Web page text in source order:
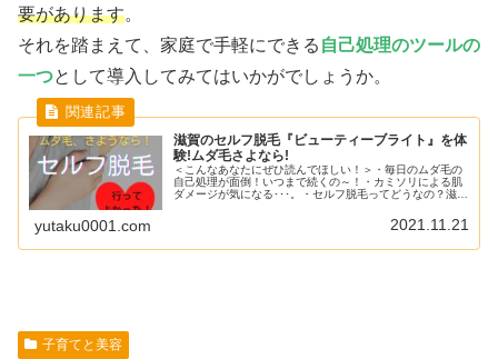
要があります。
それを踏まえて、家庭で手軽にできる 自己処理のツールの
一つとして導入してみてはいかがでしょうか。
滋賀のセルフ脱毛『ビューティーブライト』を体
験!ムダ毛さよなら!
＜こんなあなたにぜひ読んでほしい！＞・毎日のムダ毛の
自己処理が面倒！いつまで続くの～！・カミソリによる肌
ダメージが気になる･･･。・セルフ脱毛ってどうなの？滋賀
yutaku0001.com 2021.11.21
子育てと美容